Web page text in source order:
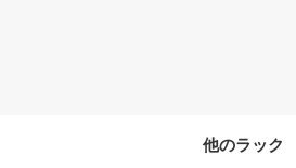
他のラック